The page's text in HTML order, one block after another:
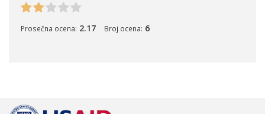
Prosečna ocena: 2.17 Broj ocena: 6